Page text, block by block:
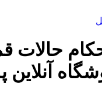
حالات
آنلاین